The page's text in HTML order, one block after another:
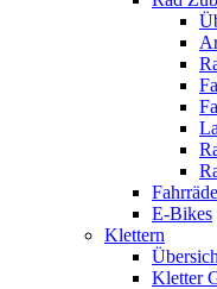
E-Bikes
Klettern
Kletter